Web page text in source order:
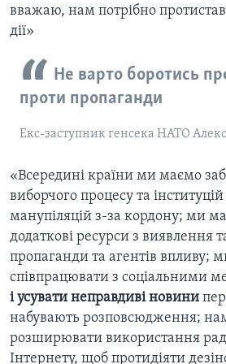
вважаю, нам потрібно
дії»
Не варто боротись
проти пропаганди
Екс-заступник генсека НАТО
«Всередині країни ми маємо
виборчого процесу та інституцій
манупіляцій з-за кордону; ми
додаткові ресурси з виявлення
пропаганди та агентів впливу;
співпрацювати з соціальними
і усувати неправдиві новини
набувають розповсюдження;
розширювати використання
Інтернету, щоб протидіяти